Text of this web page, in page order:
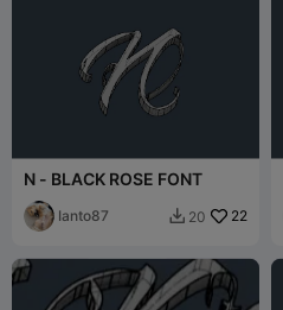
N - BLACK ROSE FONT
Ianto87  20 22